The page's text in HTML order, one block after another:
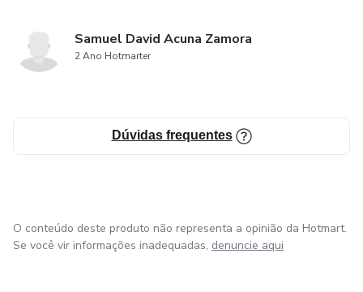
Samuel David Acuna Zamora
2 Ano Hotmarter
Dúvidas frequentes
O conteúdo deste produto não representa a opinião da Hotmart.
Se você vir informações inadequadas, denuncie aqui